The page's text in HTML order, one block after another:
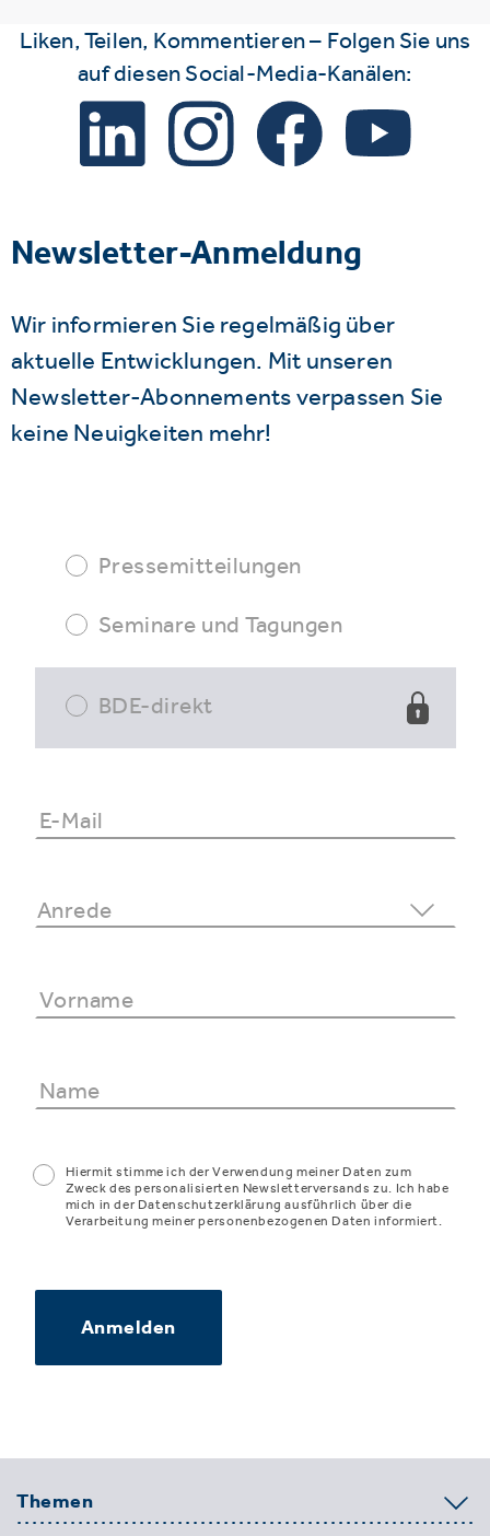
Liken, Teilen, Kommentieren – Folgen Sie uns
auf diesen Social-Media-Kanälen:
Newsletter-Anmeldung
Wir informieren Sie regelmäßig über
aktuelle Entwicklungen. Mit unseren
Newsletter-Abonnements verpassen Sie
keine Neuigkeiten mehr!
Pressemitteilungen
Seminare und Tagungen
BDE-direkt
Hiermit stimme ich der Verwendung meiner Daten zum
Zweck des personalisierten Newsletterversands zu. Ich habe
mich in der Datenschutzerklärung ausführlich über die
Verarbeitung meiner personenbezogenen Daten informiert.
Anmelden
Themen